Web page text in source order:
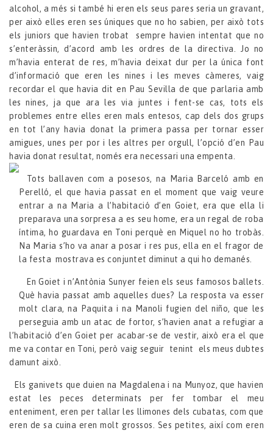
alcohol, a més si també hi eren els seus pares seria un gravant,
per això elles eren ses úniques que no ho sabien, per això tots
els juniors que havien trobat sempre havien intentat que no
s’enteràssin, d’acord amb les ordres de la directiva. Jo no
m’havia enterat de res, m’havia deixat dur per la única font
d’informació que eren les nines i les meves càmeres, vaig
recordar el que havia dit en Pau Sevilla de que parlaria amb
les nines, ja que ara les via juntes i fent-se cas, tots els
problemes entre elles eren mals entesos, cap dels dos grups
en tot l’any havia donat la primera passa per tornar esser
amigues, unes per por i les altres per orgull, l’opció d’en Pau
havia donat resultat, només era necessari una empenta.
Tots ballaven com a posesos, na Maria Barceló amb en
Perelló, el que havia passat en el moment que vaig veure
entrar a na Maria a l’habitació d’en Goiet, era que ella li
preparava una sorpresa a es seu home, era un regal de roba
íntima, ho guardava en Toni perquè en Miquel no ho trobàs.
Na Maria s’ho va anar a posar i res pus, ella en el fragor de
la festa mostrava es conjuntet diminut a qui ho demanés.
En Goiet i n’Antònia Sunyer feien els seus famosos ballets.
Què havia passat amb aquelles dues? La resposta va esser
molt clara, na Paquita i na Manoli fugien del niño, que les
perseguia amb un atac de fortor, s’havien anat a refugiar a
l’habitació d’en Goiet per acabar-se de vestir, això era el que
me va contar en Toni, però vaig seguir tenint els meus dubtes
damunt això.
Els ganivets que duien na Magdalena i na Munyoz, que havien
estat les peces determinats per fer tombar el meu
enteniment, eren per tallar les llimones dels cubatas, com que
eren de sa cuina eren molt grossos. Ses petites, així com eren